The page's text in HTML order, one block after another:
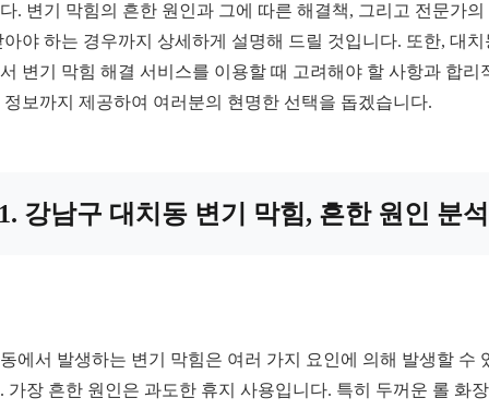
. 변기 막힘의 흔한 원인과 그에 따른 해결책, 그리고 전문가의
아야 하는 경우까지 상세하게 설명해 드릴 것입니다. 또한, 대치
변기 막힘 해결 서비스를 이용할 때 고려해야 할 사항과 합리
정보까지 제공하여 여러분의 현명한 선택을 돕겠습니다.
강남구 대치동 변기 막힘, 흔한 원인 분석
에서 발생하는 변기 막힘은 여러 가지 요인에 의해 발생할 수
가장 흔한 원인은 과도한 휴지 사용입니다. 특히 두꺼운 롤 화